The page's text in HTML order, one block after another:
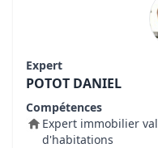
Expert
POTOT DANIEL
Compétences
Expert immobilier
d'habitations